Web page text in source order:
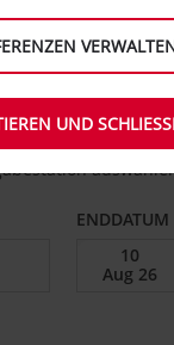
ENDDATUM
UND